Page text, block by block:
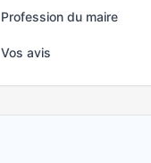
Profession du maire
Vos avis